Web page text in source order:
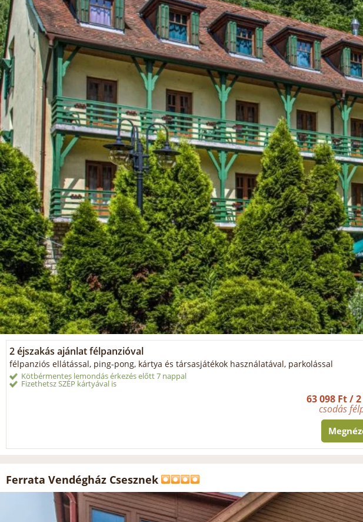
2 éjszakás ajánlat félpanzióval
félpanziós ellátással, ping-pong, kártya és társasjátékok használatával, parkolással
Kötbérmentes lemondás érkezés előtt 7 nappal
Fizethetsz SZÉP kártyával is
63 098 Ft /
csodás
Ferrata Vendégház Csesznek